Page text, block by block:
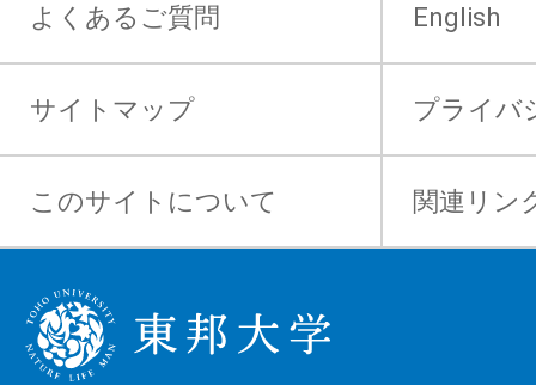
よくあるご質問 English
サイトマップ プライバ
このサイトについて 関連リン